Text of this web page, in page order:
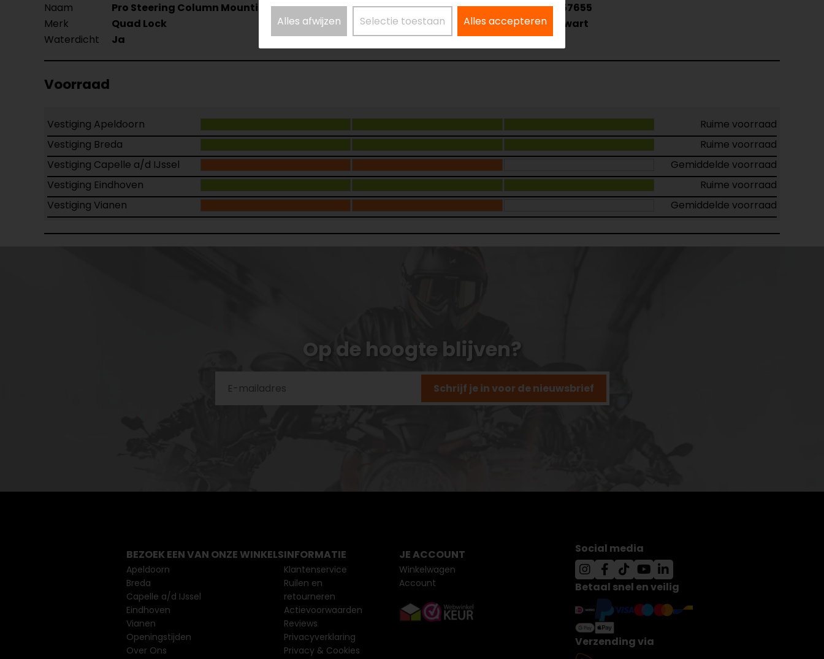
Naam Pro Steering Column Mounting Bracket Model
157655
Merk
Quad Lock Kleur
Zwart
Waterdicht
Ja
Voorraad
Vestiging Apeldoorn
Ruime voorraad
Vestiging Breda
Ruime voorraad
Vestiging Capelle a/d IJssel
Gemiddelde voorraad
Vestiging Eindhoven
Ruime voorraad
Vestiging Vianen
Gemiddelde voorraad
Op de hoogte blijven?
Schrijf je in voor de nieuwsbrief
Alles afwijzen Selectie toestaan Alles accepteren
BEZOEK EEN VAN ONZE WINKELS
Apeldoorn
Breda
Capelle a/d IJssel
Eindhoven
Vianen
Openingstijden
Over Ons
INFORMATIE
Klantenservice
Ruilen en
retourneren
Actievoorwaarden
Reviews
Privacyverklaring
Privacy & Cookies
JE ACCOUNT
Winkelwagen
Account
Social media
Betaal snel en veilig
Verzending via